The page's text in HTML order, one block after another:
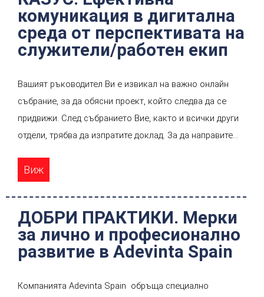
членовете на екипа, които следва да разрешите.
комуникация в дигитална
среда от перспективата на
служители/работен екип
Вашият ръководител Ви е извикал на важно онлайн
събрание, за да обясни проект, който следва да се
придвижи. След събранието Вие, както и всички други
отдели, трябва да изпратите доклад. За да направите
информация като Вие трябва подробно да му разясните
Виж
ДОБРИ ПРАКТИКИ. Мерки
за лично и професионално
развитие в Adevinta Spain
Компанията Adevinta Spain обръща специално